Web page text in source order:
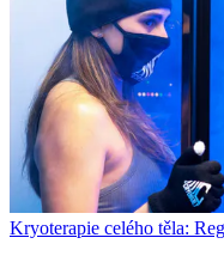
Kryoterapie celého těla: